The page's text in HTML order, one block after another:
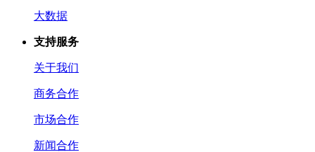
大数据
支持服务
关于我们
商务合作
市场合作
新闻合作